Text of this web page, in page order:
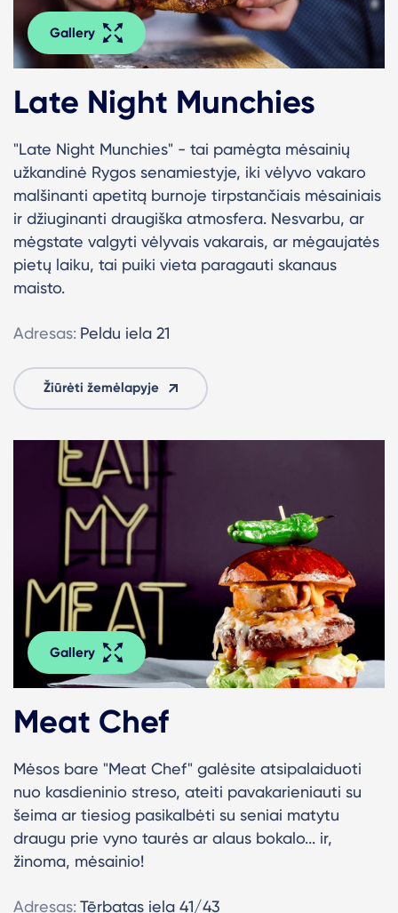
Gallery
Late Night Munchies
"Late Night Munchies" - tai pamėgta mėsainių
užkandinė Rygos senamiestyje, iki vėlyvo vakaro
malšinanti apetitą burnoje tirpstančiais mėsainiais
ir džiuginanti draugiška atmosfera. Nesvarbu, ar
mėgstate valgyti vėlyvais vakarais, ar mėgaujatės
pietų laiku, tai puiki vieta paragauti skanaus
maisto.
Adresas: Peldu iela 21
Žiūrėti žemėlapyje
Gallery
Meat Chef
Mėsos bare "Meat Chef" galėsite atsipalaiduoti
nuo kasdieninio streso, ateiti pavakarieniauti su
šeima ar tiesiog pasikalbėti su seniai matytu
draugu prie vyno taurės ar alaus bokalo... ir,
žinoma, mėsainio!
Adresas: Tērbatas iela 41/43